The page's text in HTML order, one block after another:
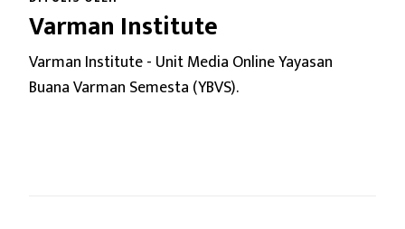
Varman Institute
Varman Institute - Unit Media Online Yayasan
Buana Varman Semesta (YBVS).